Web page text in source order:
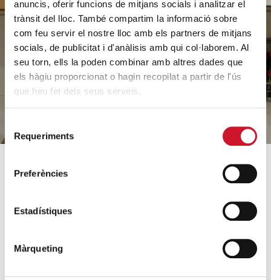
anuncis, oferir funcions de mitjans socials i analitzar el
trànsit del lloc. També compartim la informació sobre
com feu servir el nostre lloc amb els partners de mitjans
socials, de publicitat i d'anàlisis amb qui col·laborem. Al
seu torn, ells la poden combinar amb altres dades que
els hàgiu proporcionat o hagin recopilat a partir de l'ús
que heu fet dels seus serveis.
de Requeriments
Preferències
Estadístiques
Màrqueting
a ayudar
HAZ UN DONATIVO
CÓMO AYUDAMOS
Conoce nuestros proyectos
Acogida y acompañamiento